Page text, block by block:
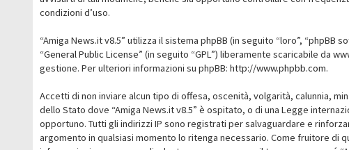
condizioni d’uso.
“Amiga News.it v8.5” utilizza il sistema phpBB (in seguito “loro”, “phpBB
“General Public License” (in seguito “GPL”) liberamente scaricabile da
gestione. Per ulteriori informazioni su phpBB:http://www.phpbb.com.
Accetti di non inviare alcun tipo di offesa, oscenità, volgarità, calunnia,
dello Stato dove “Amiga News.it v8.5” è ospitato, o di una Legge
opportuno. Tutti gli indirizzi IP sono registrati per salvaguardare e
argomento in qualsiasi momento lo ritenga necessario. Come fruitore di